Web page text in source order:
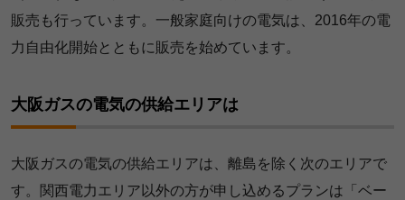
販売も行っています。一般家庭向けの電気は、2016年の電
力自由化開始とともに販売を始めています。
大阪ガスの電気の供給エリアは
大阪ガスの電気の供給エリアは、離島を除く次のエリアで
す。関西電力エリア以外の方が申し込めるプランは「ベー